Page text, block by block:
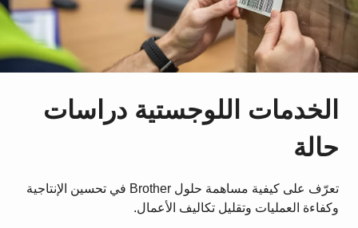
الخدمات اللوجستية دراسات
حالة
تعرّف على كيفية مساهمة حلول Brother في تحسين الإنتاجية
وكفاءة العمليات وتقليل تكاليف الأعمال.